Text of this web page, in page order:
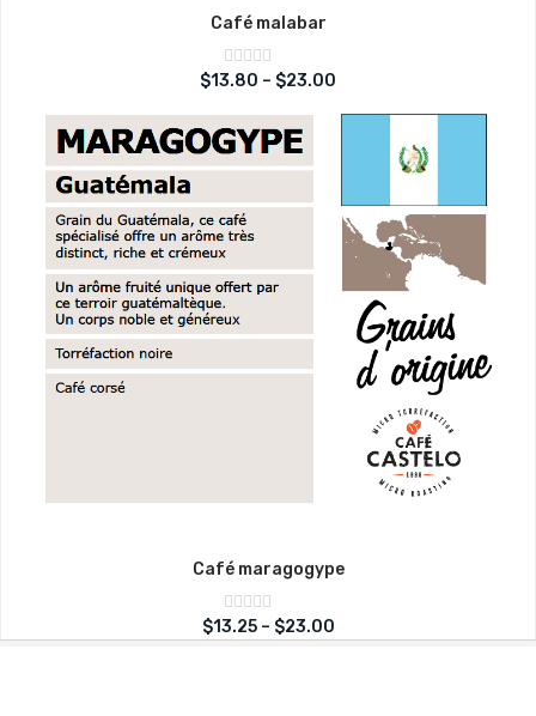
Café malabar
Note
5
$13.80 – $23.00
Café maragogype
Note
0sur
$13.25– $23.00